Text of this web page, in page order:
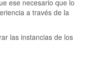
ese necesario que lo
a través de la
las instancias de los